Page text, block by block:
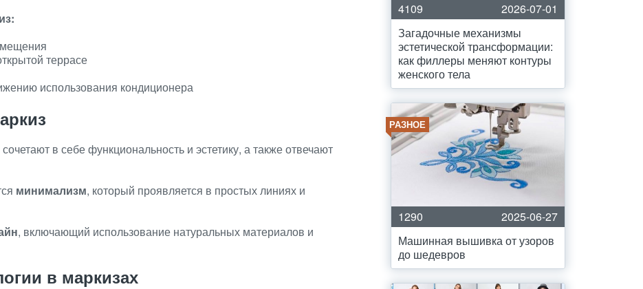
террасе
использования кондиционера
в себе функциональность и эстетику, а также отвечают
минимализм, который проявляется в простых линиях и
, включающий использование натуральных материалов и
в маркизах
4109
2026-07-01
Загадочные механизмы
эстетической трансформации:
как филлеры меняют контуры
женского тела
РАЗНОЕ
1290
2025-06-27
Машинная вышивка от узоров
до шедевров